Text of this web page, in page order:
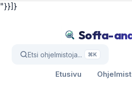
"}}]}
Softa-
Etsi ohjelmistoja... ⌘K
Etusivu